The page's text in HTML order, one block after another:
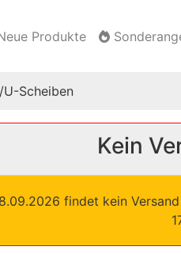
Produkte
Scheiben
Kein
findet kein